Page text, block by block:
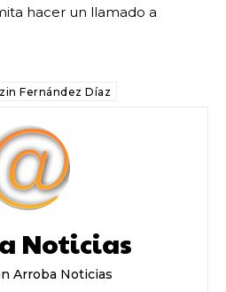
hacer un llamado a
Fernández Díaz
Noticias
Arroba Noticias